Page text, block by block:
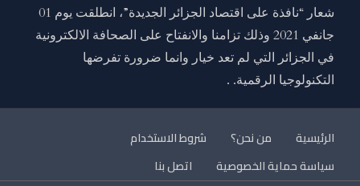
شعار “نافذة على اقتصاد الجزائر الجديدة”، انطلقت يوم 01
جانفي 2021 وذلك تزامنا والانفتاح على الصحافة الالكترونية
في الجزائر التي لم تعد خيار وانما ضرورة تفرضها
التكنولوجيا الرقمية. .
الرئيسية من نحن؟
شروط الاستخدام
سياسة حماية الخصوصية
اتصل بنا